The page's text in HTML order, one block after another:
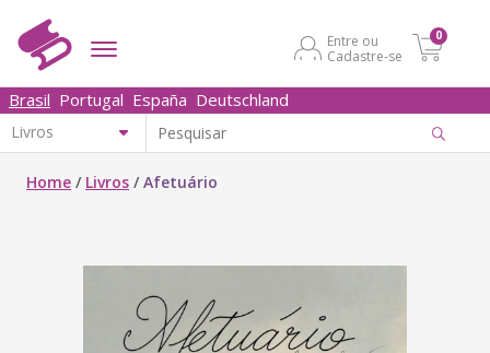
Entre ou
Cadastre-se
0
Brasil Portugal España Deutschland
Home / Livros /Afetuário